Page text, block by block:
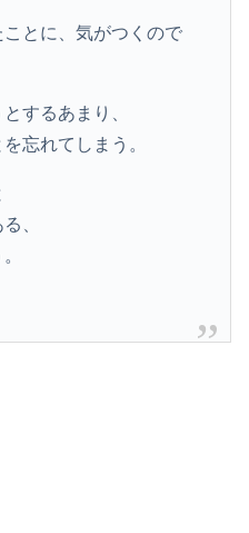
とに、気がつくので
するあまり、
忘れてしまう。
、